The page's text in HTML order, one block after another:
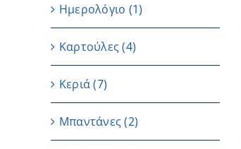
Ημερολόγιο (1)
Καρτούλες (4)
Κεριά (7)
Μπαντάνες (2)